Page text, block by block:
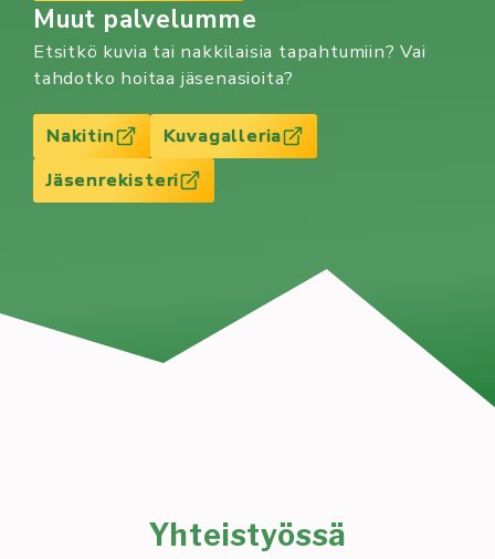
Muut palvelumme
Etsitkö kuvia tai nakkilaisia tapahtumiin? Vai
tahdotko hoitaa jäsenasioita?
Nakitin
Kuvagalleria
Jäsenrekisteri
Yhteistyössä